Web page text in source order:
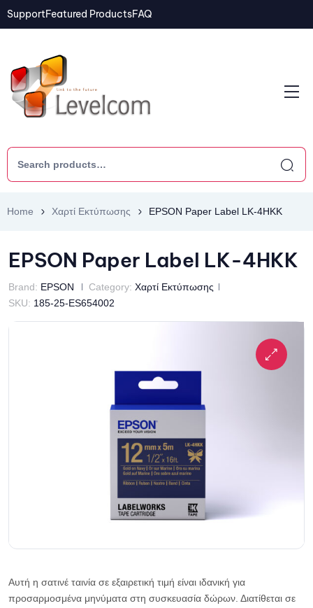
SupportFeatured ProductsFAQ
Home Χαρτί Εκτύπωσης EPSON Paper Label LK-4HKK
EPSON Paper Label LK-4HKK
Brand: EPSON Category: Χαρτί Εκτύπωσης
SKU: 185-25-ES654002
Αυτή η σατινέ ταινία σε εξαιρετική τιμή είναι ιδανική για
προσαρμοσμένα μηνύματα στη συσκευασία δώρων. Διατίθεται σε